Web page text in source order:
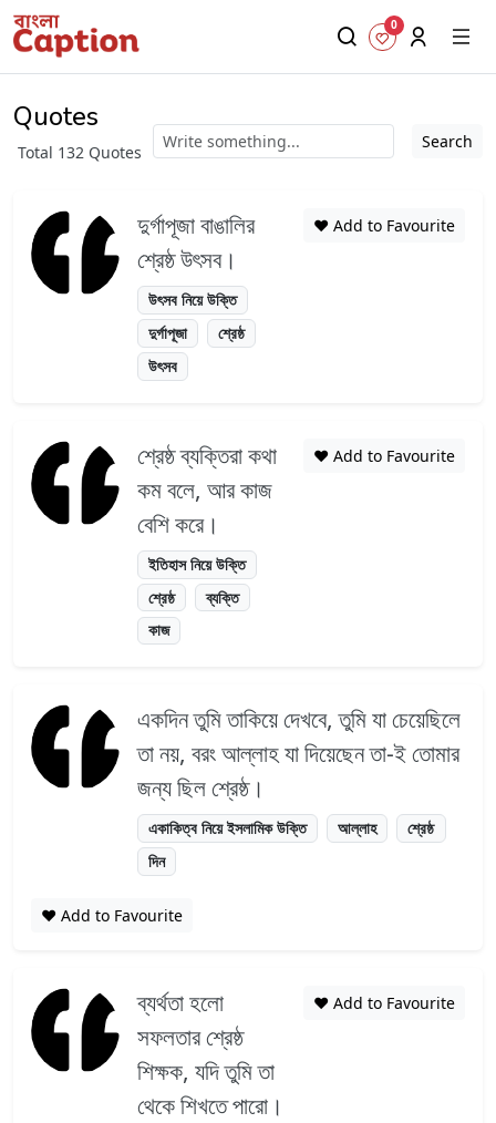
0
Quotes
Total 132 Quotes
Search
দুর্গাপূজা বাঙালির
শ্রেষ্ঠ উৎসব।
উৎসব নিয়ে উক্তি
দুর্গাপূজা
শ্রেষ্ঠ
উৎসব
❤️ Add to Favourite
শ্রেষ্ঠ ব্যক্তিরা কথা
কম বলে, আর কাজ
বেশি করে।
ইতিহাস নিয়ে উক্তি
শ্রেষ্ঠ
ব্যক্তি
কাজ
❤️ Add to Favourite
একদিন তুমি তাকিয়ে দেখবে, তুমি যা চেয়েছিলে
তা নয়, বরং আল্লাহ যা দিয়েছেন তা-ই তোমার
জন্য ছিল শ্রেষ্ঠ।
একাকিত্ব নিয়ে ইসলামিক উক্তি আল্লাহ
শ্রেষ্ঠ
দিন
❤️ Add to Favourite
ব্যর্থতা হলো
সফলতার শ্রেষ্ঠ
শিক্ষক, যদি তুমি তা
থেকে শিখতে পারো।
❤️ Add to Favourite